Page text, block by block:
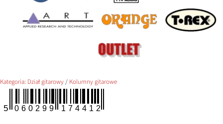
Kategoria: Dział gitarowy/ Kolumny gitarowe